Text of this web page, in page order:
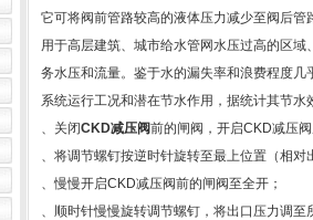
它可将阀前管路较高的液体压力减少至阀后
用于高层建筑、城市给水管网水压过高的区
务水压和流量。鉴于水的漏失率和浪费程度
系统运行工况和潜在节水作用，据统计其节水
、关闭CKD减压阀前的闸阀，开启CKD减压
、将调节螺钉按逆时针旋转至最上位置（相对
、慢慢开启CKD减压阀前的闸阀至全开；
、顺时针慢慢旋转调节螺钉，将出口压力调